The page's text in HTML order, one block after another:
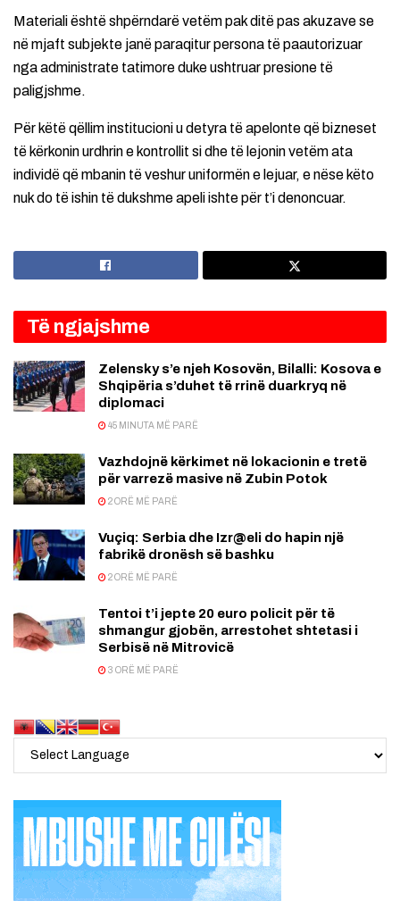
Materiali është shpërndarë vetëm pak ditë pas akuzave se
në mjaft subjekte janë paraqitur persona të paautorizuar
nga administrate tatimore duke ushtruar presione të
paligjshme.
Për këtë qëllim institucioni u detyra të apelonte që bizneset
të kërkonin urdhrin e kontrollit si dhe të lejonin vetëm ata
individë që mbanin të veshur uniformën e lejuar, e nëse këto
nuk do të ishin të dukshme apeli ishte për t’i denoncuar.
Të ngjajshme
Zelensky s’e njeh Kosovën, Bilalli: Kosova e
Shqipëria s’duhet të rrinë duarkryq në
diplomaci
45 MINUTA MË PARË
Vazhdojnë kërkimet në lokacionin e tretë
për varrezë masive në Zubin Potok
2 ORË MË PARË
Vuçiq: Serbia dhe Izr@eli do hapin një
fabrikë dronësh së bashku
2 ORË MË PARË
Tentoi t’i jepte 20 euro policit për të
shmangur gjobën, arrestohet shtetasi i
Serbisë në Mitrovicë
3 ORË MË PARË